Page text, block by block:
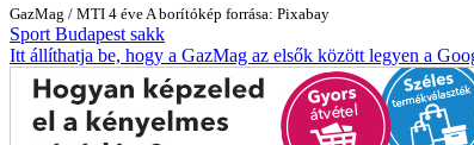
GazMag / MTI 4 éve A borítókép forrása: Pixabay
Sport Budapest sakk
Itt állíthatja be, hogy a GazMag az elsők között legyen a